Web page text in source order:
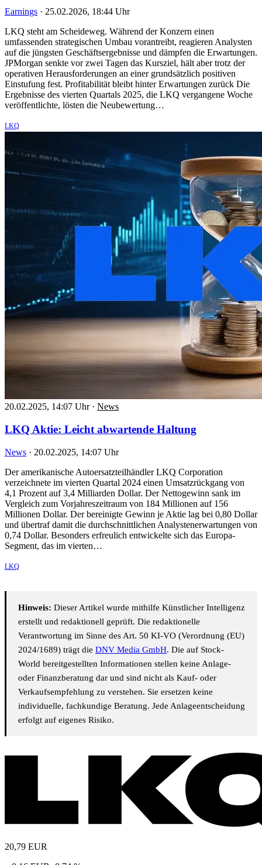
Earnings · 25.02.2026, 18:44 Uhr
LKQ steht am Scheideweg. Während der Konzern einen
umfassenden strategischen Umbau vorantreibt, reagieren Analysten
auf die jüngsten Geschäftsergebnisse und dämpfen die Erwartungen.
JPMorgan senkte vor zwei Tagen das Kursziel, hält aber trotz der
operativen Herausforderungen an einer grundsätzlich positiven
Einstufung fest. Profitabilität bleibt hinter Erwartungen zurück Die
Ergebnisse des vierten Quartals 2025, die LKQ vergangene Woche
veröffentlichte, lösten die Neubewertung…
LKQ
20.02.2025, 14:07 Uhr · News
LKQ Aktie: Leicht abwartende Haltung
News · 20.02.2025, 14:07 Uhr
Der amerikanische Autoersatzteilhändler LKQ Corporation
verzeichnete im vierten Quartal 2024 einen Umsatzrückgang von
4,1 Prozent auf 3,4 Milliarden Dollar. Der Nettogewinn sank im
Vergleich zum Vorjahreszeitraum von 184 Millionen auf 156
Millionen Dollar. Der bereinigte Gewinn je Aktie lag bei 0,80 Dollar
und übertraf damit die durchschnittlichen Analystenerwartungen von
0,74 Dollar. Besonders erfreulich entwickelte sich das Europa-
Segment, das im vierten…
LKQ
Hinweis: Dieser Artikel wurde mithilfe Künstlicher Intelligenz
erstellt und redaktionell geprüft. Die redaktionelle
Verantwortung im Sinne des Art. 50 KI-VO (Verordnung (EU)
2024/1689) trägt die DNV Media GmbH. Die auf Stock-
World bereitgestellten Informationen stellen keine Anlage-
oder Finanzberatung dar und sind nicht als Kauf- oder
Verkaufsempfehlung zu verstehen. Sie ersetzen keine
individuelle, fachkundige Beratung. Jede Anlageentscheidung
erfolgt auf eigenes Risiko.
20,79 EUR